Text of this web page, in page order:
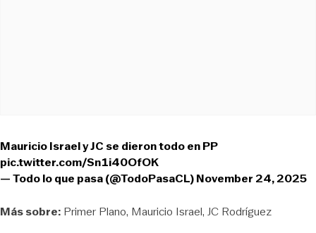
Mauricio Israel y JC se dieron todo en PP
pic.twitter.com/Sn1i40OfOK
— Todo lo que pasa (@TodoPasaCL)November 24, 2025
Más sobre: Primer Plano Mauricio Israel JC Rodríguez